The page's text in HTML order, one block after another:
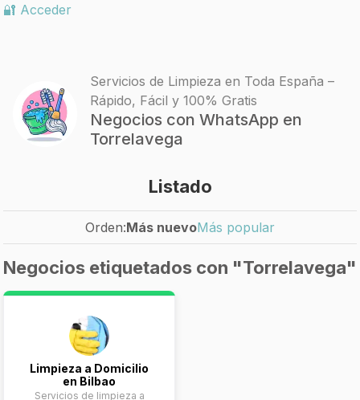
🔐 Acceder
Servicios de Limpieza en Toda España –
Rápido, Fácil y 100% Gratis
Negocios con WhatsApp en
Torrelavega
Listado
Orden:Más nuevoMás popular
Negocios etiquetados con "Torrelavega"
Limpieza a Domicilio
en Bilbao
Servicios de limpieza a